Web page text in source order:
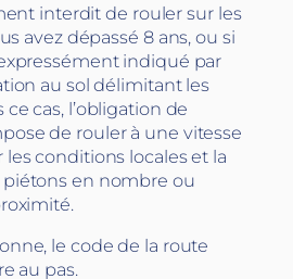
interdit de rouler sur les
avez dépassé 8 ans, ou si
indiqué par
au sol délimitant les
ce cas, l’obligation de
de rouler à une vitesse
conditions locales et la
en nombre ou
le code de la route
au pas.